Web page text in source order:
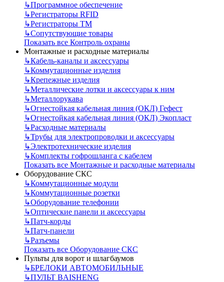
↳Программное обеспечение
↳Регистраторы RFID
↳Регистраторы ТМ
↳Сопутствующие товары
Показать все Контроль охраны
Монтажные и расходные материалы
↳Кабель-каналы и аксессуары
↳Коммутационные изделия
↳Крепежные изделия
↳Металлические лотки и аксессуары к ним
↳Металлорукава
↳Огнестойкая кабельная линия (ОКЛ) Гефест
↳Огнестойкая кабельная линия (ОКЛ) Экопласт
↳Расходные материалы
↳Трубы для электропроводки и аксессуары
↳Электротехнические изделия
↳Комплекты гофрошланга с кабелем
Показать все Монтажные и расходные материалы
Оборудование СКС
↳Коммутационные модули
↳Коммутационные розетки
↳Оборудование телефонии
↳Оптические панели и аксессуары
↳Патч-корды
↳Патч-панели
↳Разъемы
Показать все Оборудование СКС
Пульты для ворот и шлагбаумов
↳БРЕЛОКИ АВТОМОБИЛЬНЫЕ
↳ПУЛЬТ BAISHENG